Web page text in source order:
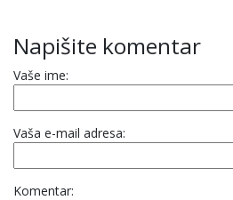
Napišite komentar
Vaše ime:
Vaša e-mail adresa:
Komentar: